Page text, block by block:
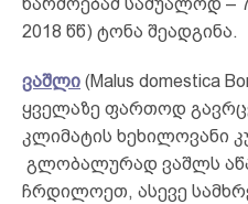
2018 წწ) ტონა შეადგინა.
ვაშლი (Malus domestica
ყველაზე ფართოდ
კლიმატის ხეხილოვანი
გლობალურად ვაშლს
ჩრდილოეთ, ასევე